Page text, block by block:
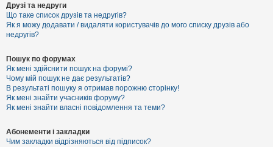
Друзі та недруги
Що таке список друзів та недругів?
Як я можу додавати / видаляти користувачів до мого списку друзів або
недругів?
Пошук по форумах
Як мені здійснити пошук на форумі?
Чому мій пошук не дає результатів?
В результаті пошуку я отримав порожню сторінку!
Як мені знайти учасників форуму?
Як мені знайти власні повідомлення та теми?
Абонементи і закладки
Чим закладки відрізняються від підписок?